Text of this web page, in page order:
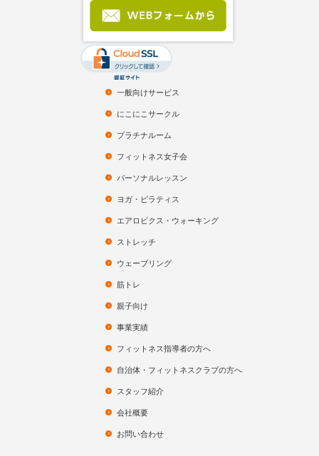
一般向けサービス
にこにこサークル
プラチナルーム
フィットネス女子会
パーソナルレッスン
ヨガ・ピラティス
エアロビクス・ウォーキング
ストレッチ
ウェーブリング
筋トレ
親子向け
事業実績
フィットネス指導者の方へ
自治体・フィットネスクラブの方へ
スタッフ紹介
会社概要
お問い合わせ